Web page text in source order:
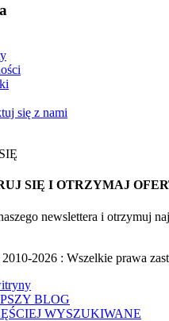
się z nami
SIĘ I OTRZYMAJ
newslettera i otrzymuj
2026 : Wszelkie prawa
BLOG
WYSZUKIWANE